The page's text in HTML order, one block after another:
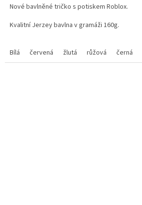
z
hvězdiček.
Nové bavlněné tričko s potiskem Roblox.
Kvalitní Jerzey bavlna v gramáži 160g.
nebo peněženkou.
Bílá červená žlutá růžová černá